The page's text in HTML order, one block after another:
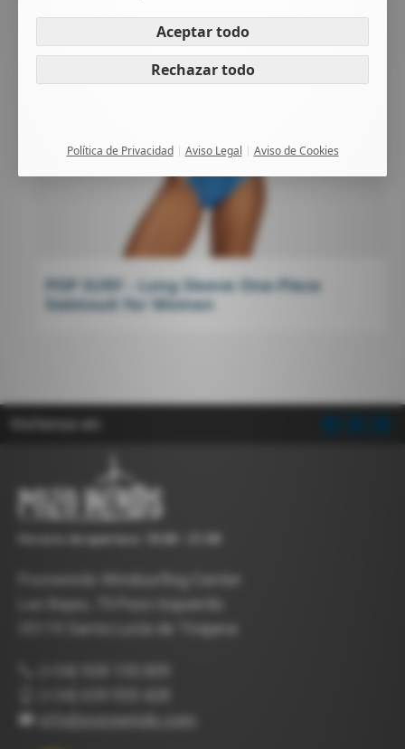
POP SURF - Long Sleeve One-Piece
Swimsuit for Women
Visítenos en:
Las Bajas, 75 Pozo Izquierdo
35119 Santa Lucía de Tirajana
info@pozowinds.com
Aceptar todo
Rechazar todo
Política de Privacidad Aviso Legal Aviso de Cookies